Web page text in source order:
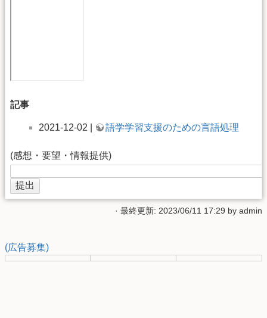
記事
2021-12-02 | 語学学習支援のための言語処理
(感想・要望・情報提供)
· 最終更新: 2023/06/11 17:29 by admin
(広告募集)